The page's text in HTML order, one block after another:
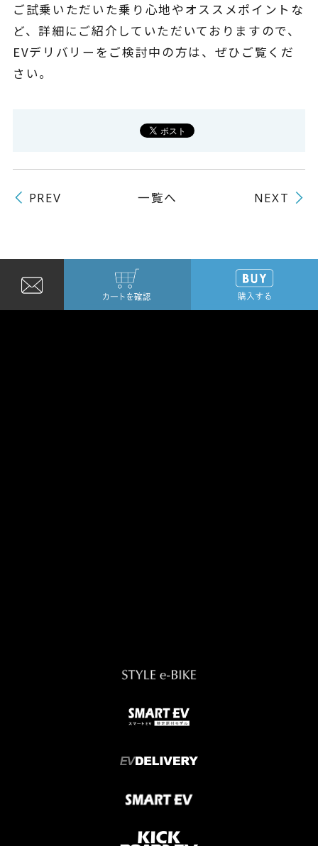
ご試乗いただいた乗り心地やオススメポイントな
ど、詳細にご紹介していただいておりますので、
EVデリバリーをご検討中の方は、ぜひご覧くだ
さい。
PREV 一覧へ NEXT